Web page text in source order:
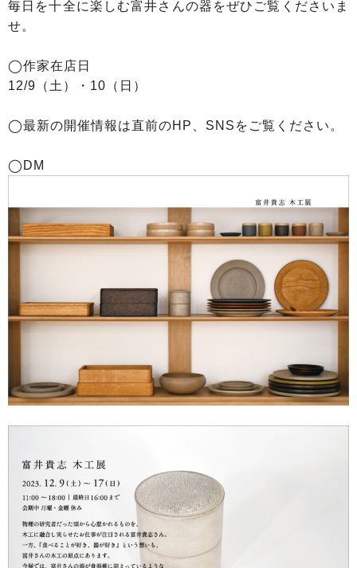
毎日を十全に楽しむ富井さんの器をぜひご覧くださいま
せ。
◯作家在店日
12/9（土）・10（日）
◯最新の開催情報は直前のHP、SNSをご覧ください。
◯DM